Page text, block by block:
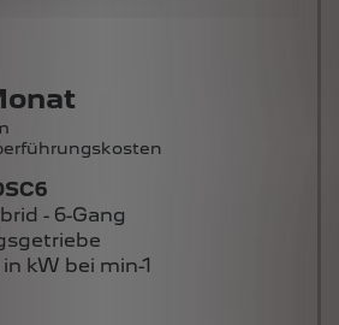
- 6-Gang
kW bei min-1